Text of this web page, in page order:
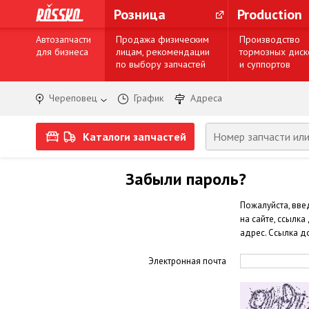
Розница Production
Автозапчасти
для бизнеса
Продажа физическим
лицам, рекомендации
по выбору запчастей
Производство
тормозных
и суппортов
Череповец График Адреса
Каталоги запчастей
Забыли пароль?
Пожалуйста,
на сайте,
адрес. Ссылка
Электронная почта